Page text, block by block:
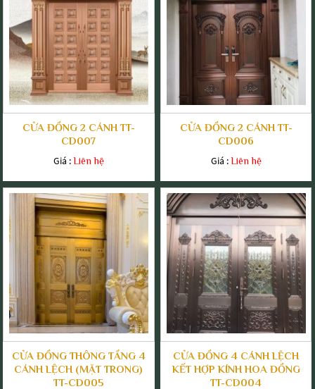
CỬA ĐỒNG 2 CÁNH TT-
CD007
Giá :Liên hệ
CỬA ĐỒNG 2 CÁNH TT-
CD006
Giá :Liên hệ
CỬA ĐỒNG THÔNG TẦNG 4
CÁNH LỆCH (MẶT TRONG)
TT-CD005
CỬA ĐỒNG 4 CÁNH LỆCH
KẾT HỢP KÍNH HOA ĐỒNG
TT-CD004